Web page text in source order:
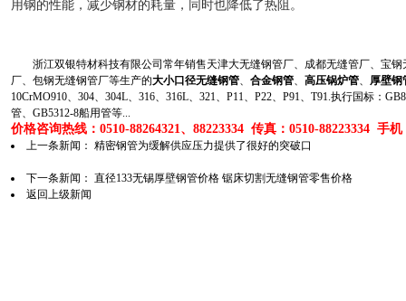
用钢的性能，减少钢材的耗量，同时也降低了热阻。
浙江双银特材科技有限公司常年销售天津大无缝钢管厂、成都无缝管厂、宝钢
厂、包钢无缝钢管厂等生产的大小口径无缝钢管、 合金钢管、 高压锅炉管、
厚壁钢
10CrMO910、304、304L、316、316L、321、P11、P22、P91、T91.执行国标：
管、GB5312-8船用管等...
价格咨询热线：0510-88264321、88223334 传真：0510-88223334 手机
上一条新闻： 精密钢管为缓解供应压力提供了很好的突破口
下一条新闻： 直径133无锡厚壁钢管价格 锯床切割无缝钢管零售价格
返回上级新闻